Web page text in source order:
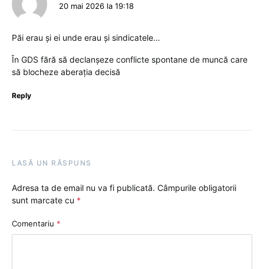
20 mai 2026 la 19:18
Păi erau și ei unde erau și sindicatele…
În GDS fără să declanșeze conflicte spontane de muncă care
să blocheze aberația decisă
Reply
LASĂ UN RĂSPUNS
Adresa ta de email nu va fi publicată. Câmpurile obligatorii
sunt marcate cu *
Comentariu *